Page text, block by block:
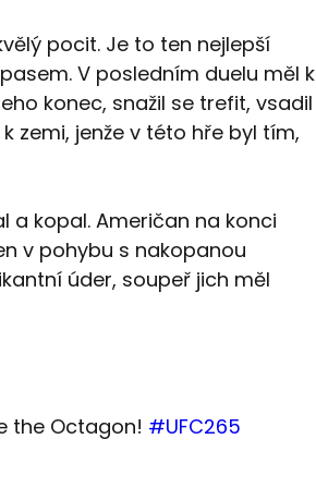
pocit. Je to ten nejlepší
V posledním duelu měl k
konec, snažil se trefit, vsadil
zemi, jenže v této hře byl tím,
a kopal. Američan na konci
v pohybu s nakopanou
úder, soupeř jich měl
the Octagon! #UFC265